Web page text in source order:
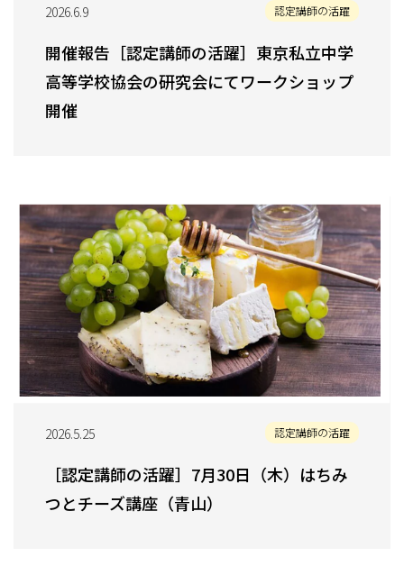
2026.6.9 認定講師の活躍
開催報告［認定講師の活躍］東京私立中学
高等学校協会の研究会にてワークショップ
開催
2026.5.25 認定講師の活躍
［認定講師の活躍］7月30日（木）はちみ
つとチーズ講座（青山）